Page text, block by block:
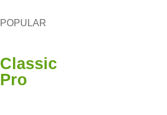
POPULAR
Classic
Pro